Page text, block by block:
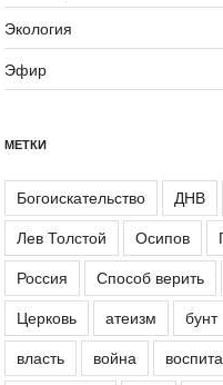
Экология
Эфир
МЕТКИ
Богоискательство ДНВ
Лев Толстой
Осипов
Россия
Способ верить
Церковь
атеизм бунт
власть
война